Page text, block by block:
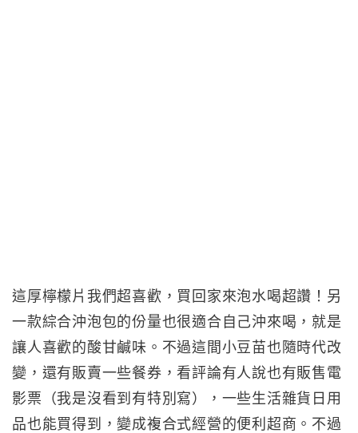
這厚檸檬片我們超喜歡，買回家來泡水喝超讚！另
一款綜合沖泡包的份量也很適合自己沖來喝，就是
讓人喜歡的酸甘鹹味。不過這間小豆苗也隨時代改
變，還有販賣一些餐券，看評論有人說也有販售電
影票（我是沒看到有特別寫），一些生活雜貨日用
品也能買得到，變成複合式經營的便利超商。不過